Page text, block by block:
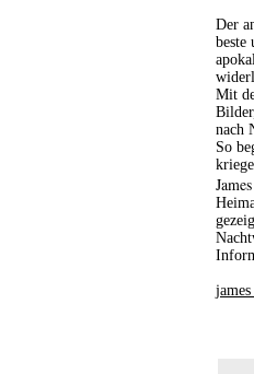
Der
beste
Mit
nach
So
James